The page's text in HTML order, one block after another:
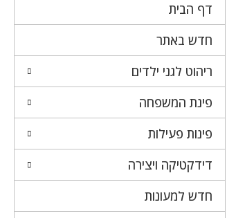
דף הבית
חדש באתר
ריהוט לגני ילדים
פינת המשפחה
פינות פעילות
דידקטיקה ויצירה
חדש למעונות